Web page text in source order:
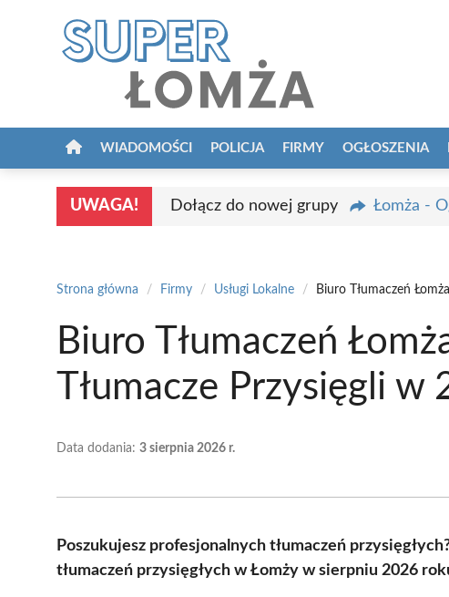
WIADOMOŚCI POLICJA FIRMY OGŁOSZENIA
UWAGA! Dołącz do nowej grupy Łomża -
Strona główna / Firmy / Usługi Lokalne / Biuro Tłumaczeń
Biuro Tłumaczeń
Tłumacze Przysięgli w
Data dodania: 3 sierpnia 2026 r.
Poszukujesz profesjonalnych tłumaczeń
tłumaczeń przysięgłych w Łomży w sierpniu 2026